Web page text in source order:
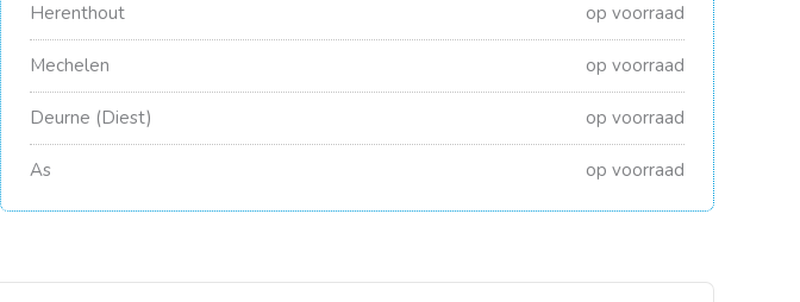
Herenthout op voorraad
Mechelen op voorraad
Deurne (Diest) op voorraad
As op voorraad